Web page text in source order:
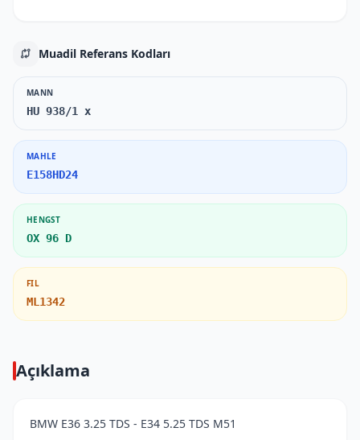
Muadil Referans Kodları
MANN
HU 938/1 x
MAHLE
E158HD24
HENGST
OX 96 D
FIL
ML1342
Açıklama
BMW E36 3.25 TDS - E34 5.25 TDS M51